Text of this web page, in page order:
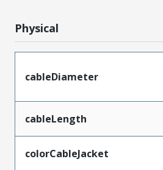
Physical
cableDiameter
cableLength
colorCableJacket